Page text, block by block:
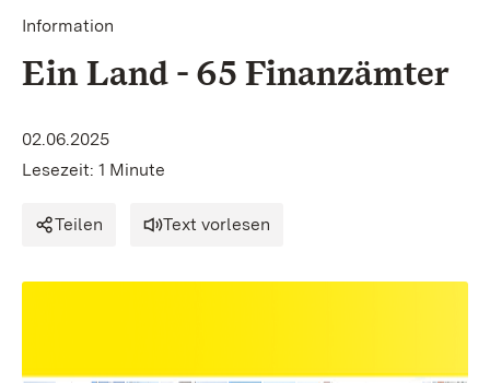
Information
Ein Land - 65 Finanzämter
02.06.2025
Lesezeit: 1 Minute
Teilen Text vorlesen